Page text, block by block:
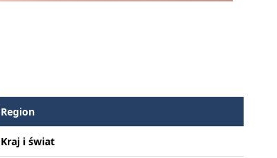
Region
Kraj i świat